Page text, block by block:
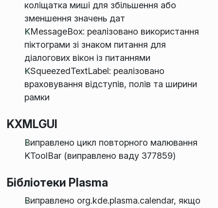
коліщатка миші для збільшення або
зменшення значень дат
KMessageBox: реалізовано використання
піктограми зі знаком питання для
діалогових вікон із питаннями
KSqueezedTextLabel: реалізовано
враховування відступів, полів та ширини
рамки
KXMLGUI
Виправлено цикл повторного малювання
KToolBar (виправлено ваду 377859)
Бібліотеки Plasma
Виправлено org.kde.plasma.calendar, якщо